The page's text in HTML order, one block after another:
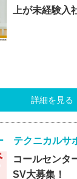
上が未経験入
詳細を見る
コールセンタ
SV大募集！